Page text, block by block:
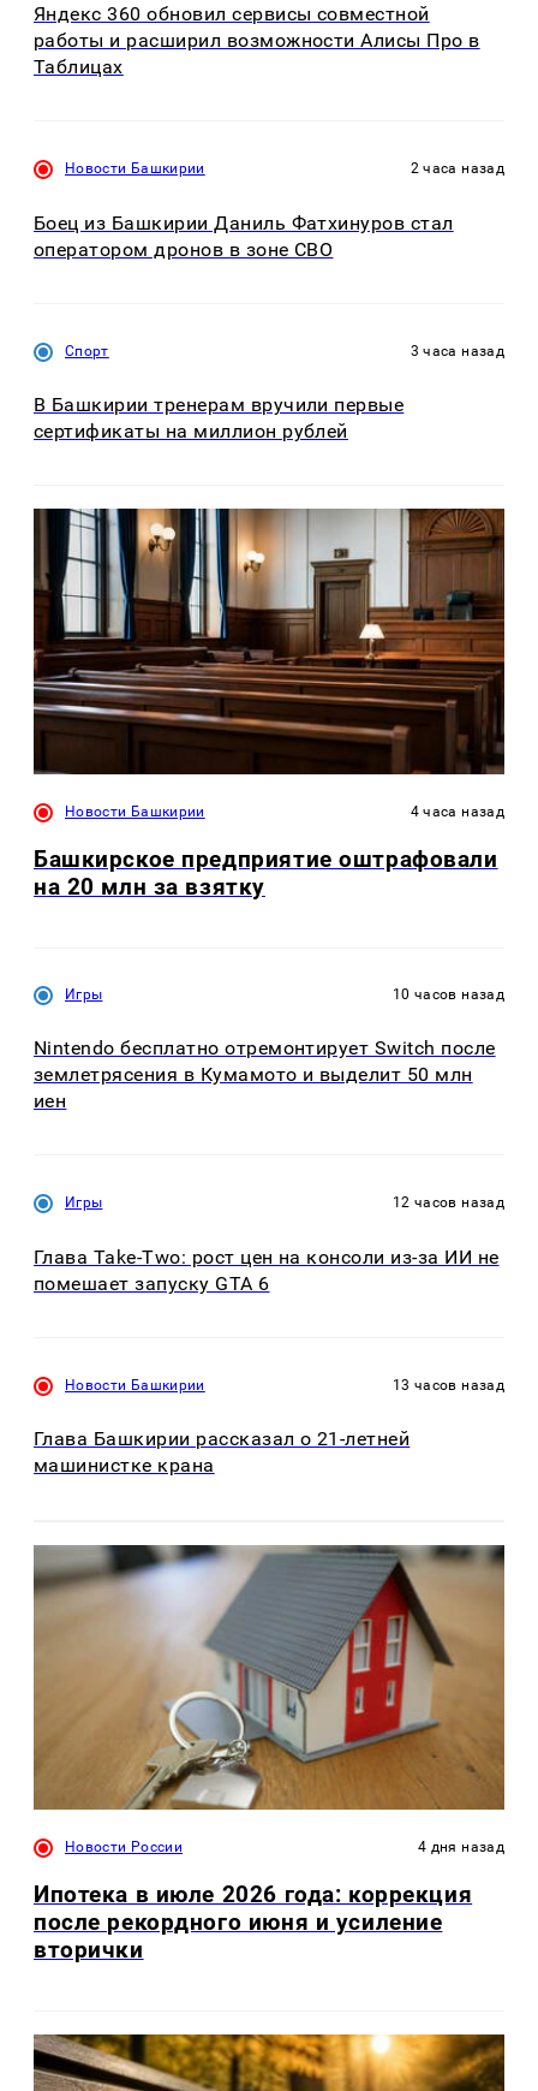
Яндекс 360 обновил сервисы совместной
работы и расширил возможности Алисы Про в
Таблицах
Новости Башкирии 2 часа назад
Боец из Башкирии Даниль Фатхинуров стал
оператором дронов в зоне СВО
Спорт 3 часа назад
В Башкирии тренерам вручили первые
сертификаты на миллион рублей
Новости Башкирии 4 часа назад
Башкирское предприятие оштрафовали
на 20 млн за взятку
Игры 10 часов назад
Nintendo бесплатно отремонтирует Switch после
землетрясения в Кумамото и выделит 50 млн
иен
Игры 12 часов назад
Глава Take-Two: рост цен на консоли из-за ИИ не
помешает запуску GTA 6
Новости Башкирии 13 часов назад
Глава Башкирии рассказал о 21-летней
машинистке крана
Новости России 4 дня назад
Ипотека в июле 2026 года: коррекция
после рекордного июня и усиление
вторички